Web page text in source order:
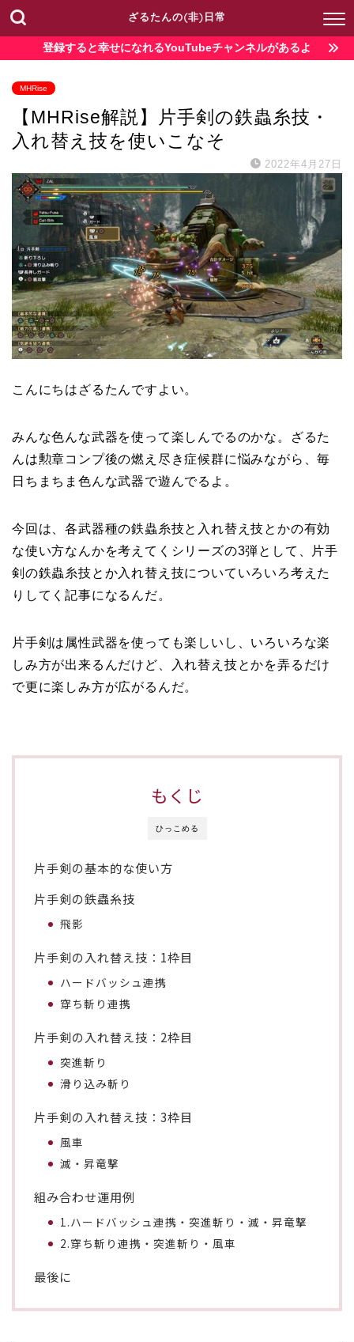
ざるたんの(非)日常
登録すると幸せになれるYouTubeチャンネルがあるよ
MHRise
【MHRise解説】片手剣の鉄蟲糸技・
入れ替え技を使いこなそ
2022年4月27日
こんにちはざるたんですよい。
みんな色んな武器を使って楽しんでるのかな。ざるた
んは勲章コンプ後の燃え尽き症候群に悩みながら、毎
日ちまちま色んな武器で遊んでるよ。
今回は、各武器種の鉄蟲糸技と入れ替え技とかの有効
な使い方なんかを考えてくシリーズの3弾として、片手
剣の鉄蟲糸技とか入れ替え技についていろいろ考えた
りしてく記事になるんだ。
片手剣は属性武器を使っても楽しいし、いろいろな楽
しみ方が出来るんだけど、入れ替え技とかを弄るだけ
で更に楽しみ方が広がるんだ。
ひっこめる
もくじ
片手剣の基本的な使い方
片手剣の鉄蟲糸技
飛影
片手剣の入れ替え技：1枠目
ハードバッシュ連携
穿ち斬り連携
片手剣の入れ替え技：2枠目
突進斬り
滑り込み斬り
片手剣の入れ替え技：3枠目
風車
滅・昇竜撃
組み合わせ運用例
1.ハードバッシュ連携・突進斬り・滅・昇竜撃
2.穿ち斬り連携・突進斬り・風車
最後に